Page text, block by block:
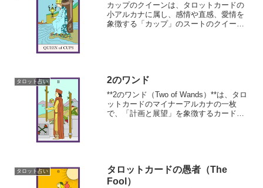
カップのクイーンは、タロットカードの
小アルカナに属し、感情や直感、愛情を
象徴する「カップ」のスートのクイーン
タロット占い 2のワンド
**2のワンド（Two of Wands）**は、タロ
ットカードのマイナーアルカナの一枚
で、「計画と展望」を象徴するカードで
タロット占い
タロットカードの愚者（The
Fool）